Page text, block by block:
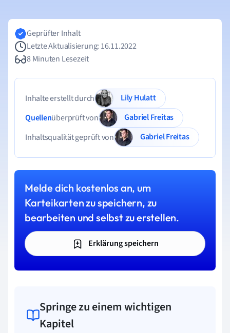
Geprüfter Inhalt
Letzte Aktualisierung: 16.11.2022
8 Minuten Lesezeit
Inhalte erstellt durch
Lily Hulatt
Quellenüberprüft von
Gabriel Freitas
Inhaltsqualität geprüft von
Gabriel Freitas
Melde dich kostenlos an, um
Karteikarten zu speichern, zu
bearbeiten und selbst zu erstellen.
Erklärung speichern
Springe zu einem wichtigen
Kapitel